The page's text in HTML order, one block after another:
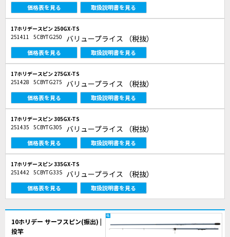
価格表を見る 取扱説明書を見る
17ホリデースピン 250GX-TS
251411 5CBYTG250 バリュープライス （税抜）
価格表を見る 取扱説明書を見る
17ホリデースピン 275GX-TS
251428 5CBYTG275 バリュープライス （税抜）
価格表を見る 取扱説明書を見る
17ホリデースピン 305GX-TS
251435 5CBYTG305 バリュープライス （税抜）
価格表を見る 取扱説明書を見る
17ホリデースピン 335GX-TS
251442 5CBYTG33S バリュープライス （税抜）
価格表を見る 取扱説明書を見る
10ホリデー サーフスピン(振出) |
投竿